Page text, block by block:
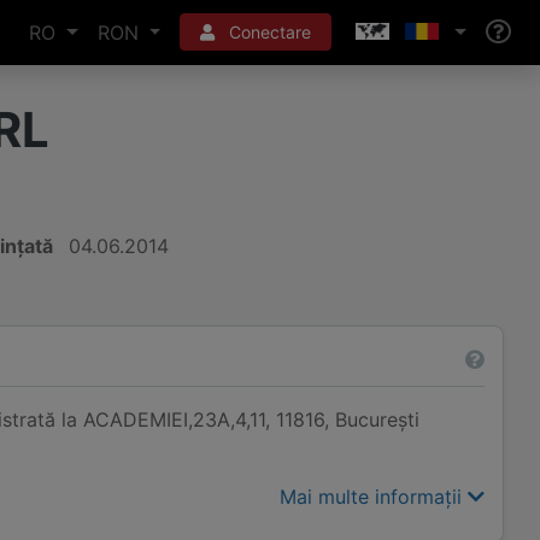
RO RON Conectare
04.06.2014
la ACADEMIEI,23A,4,11, 11816, Bucureşti
Mai multe informații